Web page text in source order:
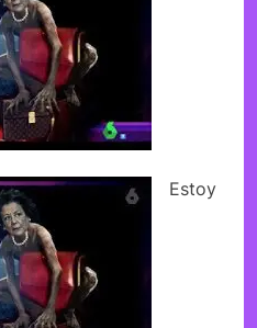
Estoy